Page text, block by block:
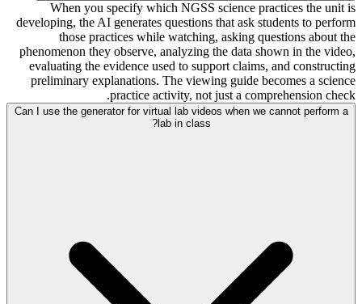
When you specify which NGSS science practices the unit is
developing, the AI generates questions that ask students to perform
those practices while watching, asking questions about the
phenomenon they observe, analyzing the data shown in the video,
evaluating the evidence used to support claims, and constructing
preliminary explanations. The viewing guide becomes a science
practice activity, not just a comprehension check.
Can I use the generator for virtual lab videos when we cannot perform a
lab in class?